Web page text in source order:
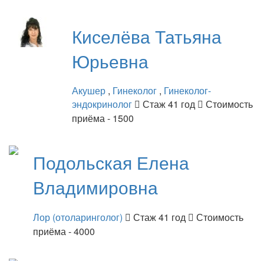
КиселёваТатьяна
Юрьевна
Акушер , Гинеколог , Гинеколог-
эндокринолог
Стаж 41 год
Стоимость
приёма - 1500
Подольская Елена
Владимировна
Лор (отоларинголог) Стаж 41 год
Стоимость
приёма - 4000